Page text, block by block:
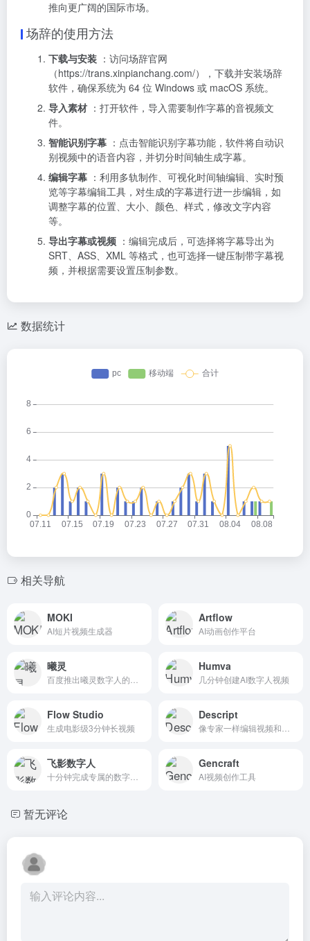
推向更广阔的国际市场。
场辞的使用方法
下载与安装 ：访问场辞官网
（https://trans.xinpianchang.com/），下载并安装场辞
软件，确保系统为 64 位 Windows 或 macOS 系统。
导入素材 ：打开软件，导入需要制作字幕的音视频文
件。
智能识别字幕 ：点击智能识别字幕功能，软件将自动识
别视频中的语音内容，并切分时间轴生成字幕。
编辑字幕 ：利用多轨制作、可视化时间轴编辑、实时预
览等字幕编辑工具，对生成的字幕进行进一步编辑，如
调整字幕的位置、大小、颜色、样式，修改文字内容
等。
导出字幕或视频 ：编辑完成后，可选择将字幕导出为
SRT、ASS、XML 等格式，也可选择一键压制带字幕视
频，并根据需要设置压制参数。
数据统计
相关导航
MOKI
AI短片视频生成器
Artflow
AI动画创作平台
曦灵 Humva
几分钟创建AI数字人视频
Flow Studio
生成电影级3分钟长视频
Descript
飞影数字人 Gencraft
AI视频创作工具
暂无评论